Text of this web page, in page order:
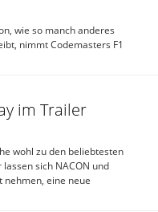
wie so manch anderes
nimmt Codemasters F1
im Trailer
wohl zu den beliebtesten
sich NACON und
nehmen, eine neue